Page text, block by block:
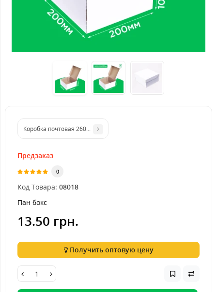
Коробка почтовая 260*260*100 мм белая. GFR
Предзаказ
0
Код Товара: 08018
Пан бокс
13.50 грн.
Получить оптовую цену